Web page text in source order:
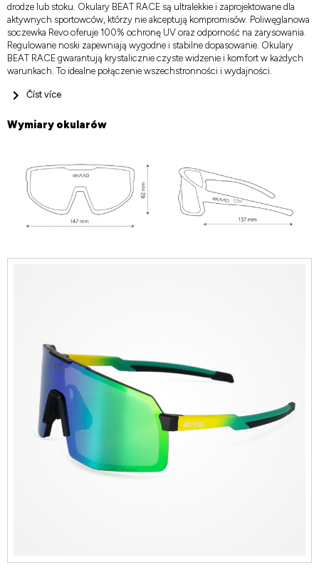
drodze lub stoku. Okulary BEAT RACE są ultralekkie i zaprojektowane dla
aktywnych sportowców, którzy nie akceptują kompromisów. Poliwęglanowa
soczewka Revo oferuje 100% ochronę UV oraz odporność na zarysowania.
Regulowane noski zapewniają wygodne i stabilne dopasowanie. Okulary
BEAT RACE gwarantują krystalicznie czyste widzenie i komfort w każdych
warunkach. To idealne połączenie wszechstronności i wydajności.
Číst více
Wymiary okularów